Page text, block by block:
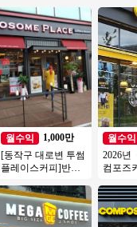
월수익
1,000만
[동작구 대로변 투썸
플레이스커피]반오
성창업/커피창업
월수익
2026년
컴포즈
수익 창